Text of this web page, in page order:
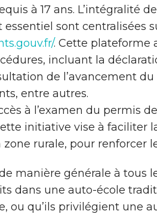
à 17 ans. L’intégralité
essentiel sont centralisées
. Cette plateforme
incluant la
de l’avancement du
entre autres.
à l’examen du permis
initiative vise à faciliter
rurale, pour renforcer
manière générale à tous
dans une auto-école
ou qu’ils privilégient une